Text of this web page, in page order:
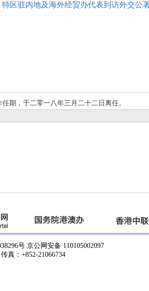
区驻内地及海外经贸办代表到访外交公署（
期，于二零一八年三月二十二日离任。
号 京公网安备 110105002097
真：+852-21066734